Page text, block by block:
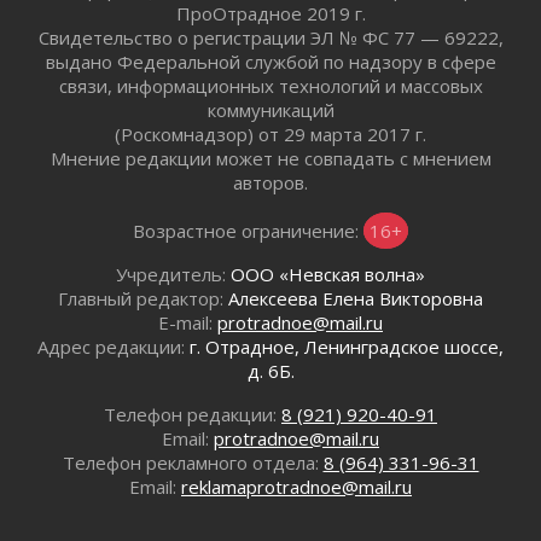
02 августа 2026
Готовность №1
02 августа 2026
Километровые столбы «Дороги жизни»
отправили на реставрацию
02 августа 2026
Ленобласть внедрила передовую подготовку
02 августа 2026
воробушка»
02 августа 2026
Юхла, мука, кантеле и Водяной
Лето катится с горки
01 августа 2026
В Ленобласти открылась экспозиция к 150-
летию Билибина
ПроОтрадное 2019 г.
Свидетельство о регистрации ЭЛ № ФС 77 — 69222,
выдано Федеральной службой по надзору в сфере
связи, информационных технологий и массовых
коммуникаций
(Роскомнадзор) от 29 марта 2017 г.
Мнение редакции может не совпадать с мнением
авторов.
Возрастное ограничение: 16+
Учредитель: ООО «Невская волна»
Главный редактор: Алексеева Елена Викторовна
E-mail: protradnoe@mail.ru
Адрес редакции: г. Отрадное, Ленинградское шоссе,
д. 6Б.
Телефон редакции: 8 (921) 920-40-91
Email: protradnoe@mail.ru
Телефон рекламного отдела: 8 (964) 331-96-31
Email: reklamaprotradnoe@mail.ru